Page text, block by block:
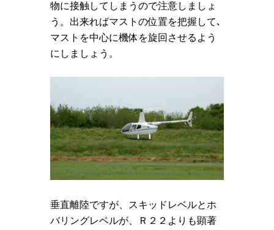
物に接触してしまうので注意しましょ
う。出来ればマストの位置を把握して､
マストを中心に機体を旋回させるよう
にしましょう。
垂直離陸ですが、スキッドレベルとホ
バリングレベルが、Ｒ２２よりも顕著